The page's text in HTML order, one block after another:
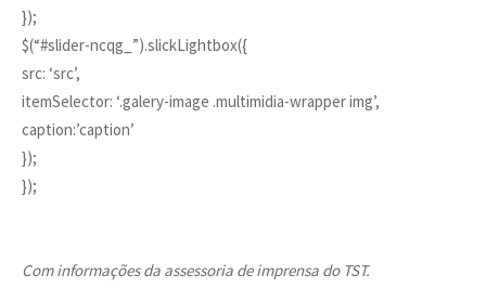
});
$(“#slider-ncqg_”).slickLightbox({
src: ‘src’,
itemSelector: ‘.galery-image .multimidia-wrapper img’,
caption:’caption’
});
});
Com informações da assessoria de imprensa do TST.